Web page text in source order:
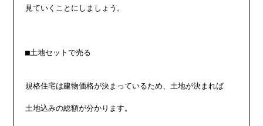
見ていくことにしましょう。
■土地セットで売る
規格住宅は建物価格が決まっているため、土地が決まれば
土地込みの総額が分かります。